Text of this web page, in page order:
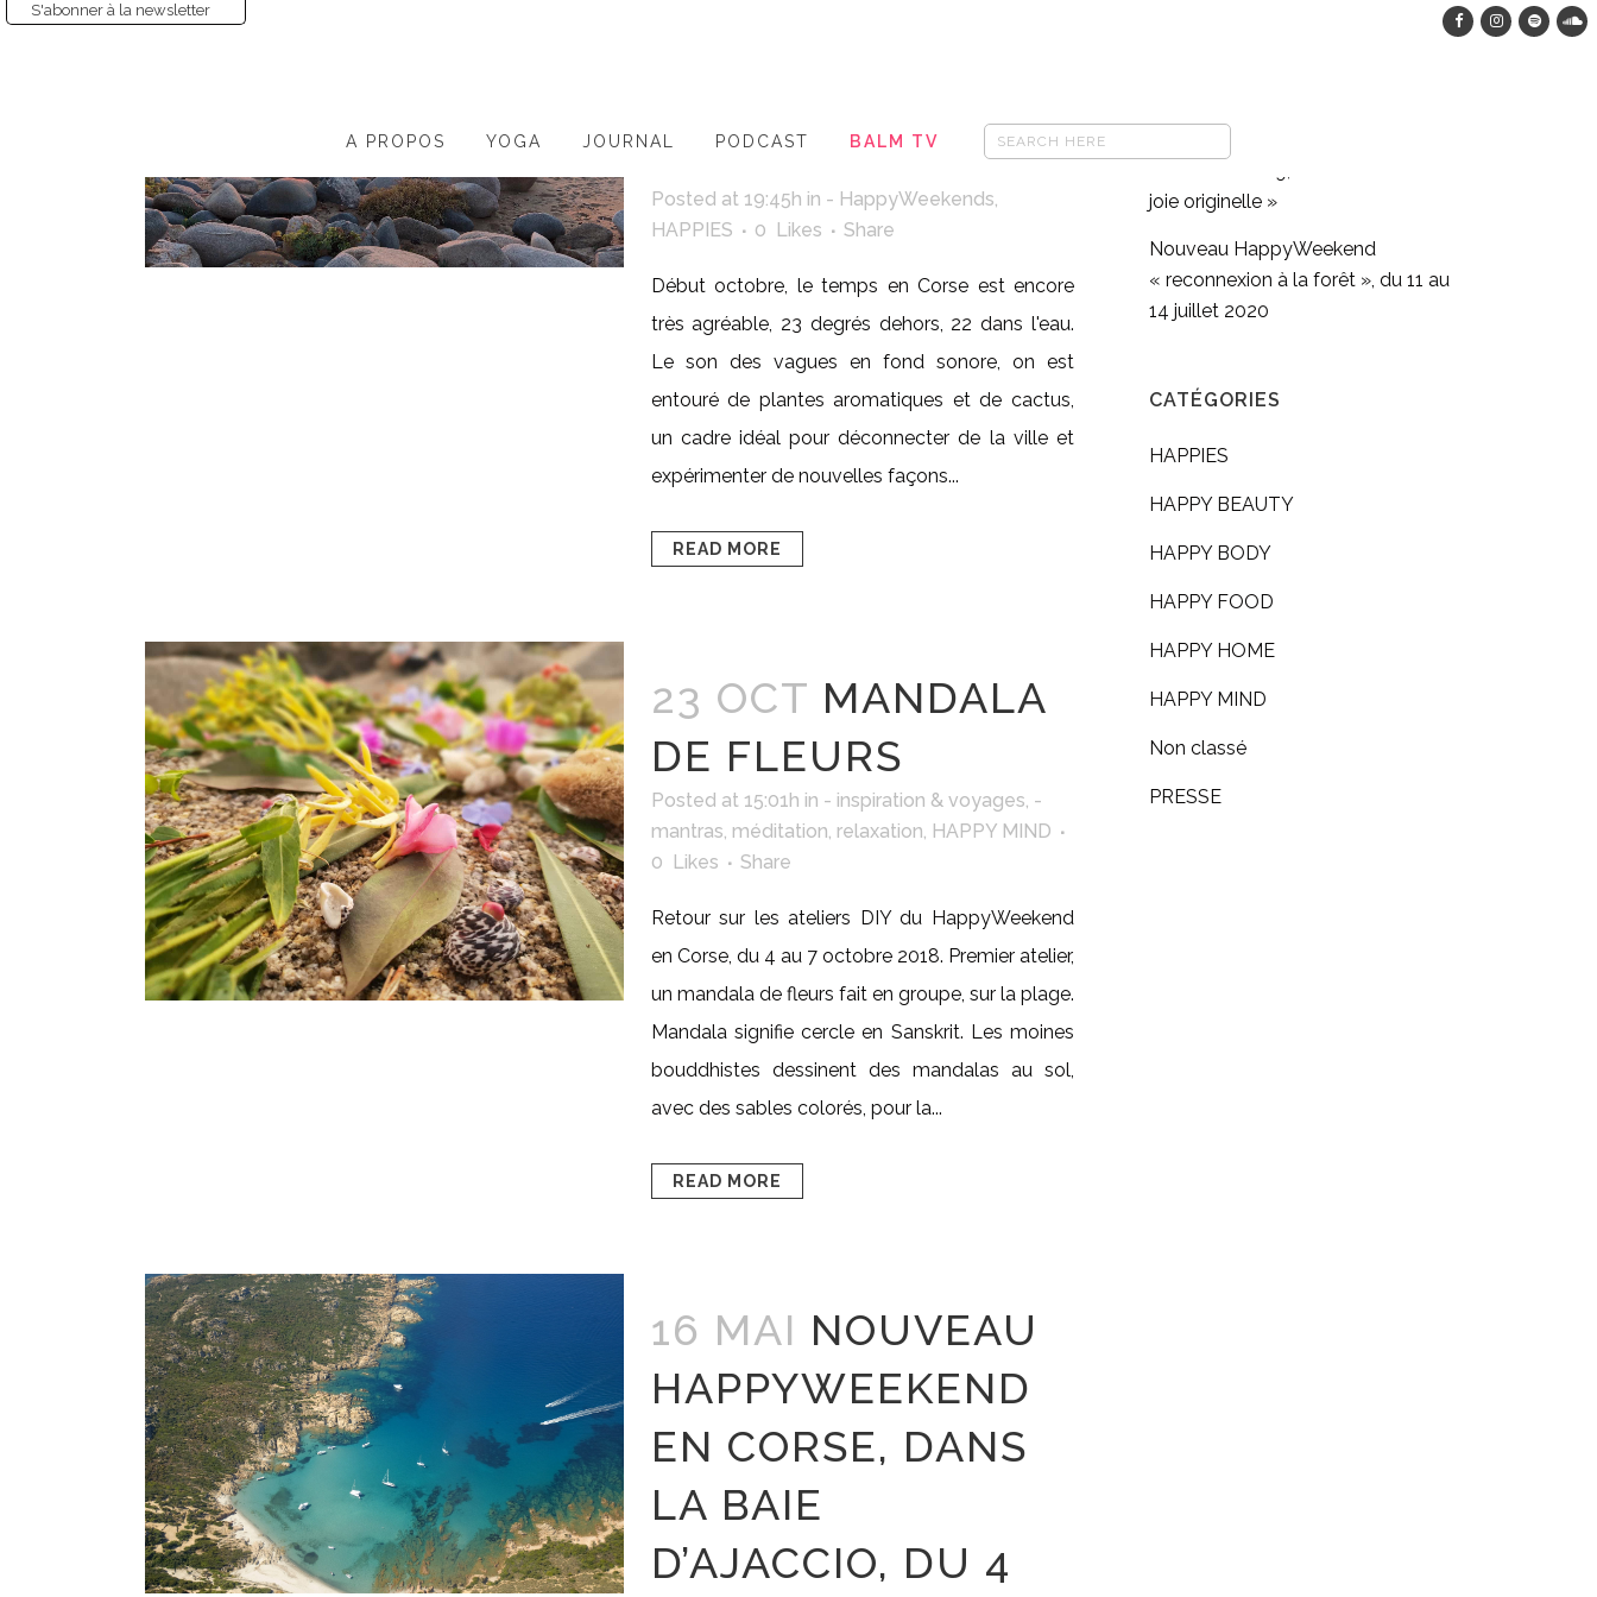
S'abonner à la newsletter
A PROPOS YOGA JOURNAL PODCAST BALM TV
2018
Posted at 19:45h in - HappyWeekends,
HAPPIES
0 Likes Share
Début octobre, le temps en Corse est encore
très agréable, 23 degrés dehors, 22 dans l'eau.
Le son des vagues en fond sonore, on est
entouré de plantes aromatiques et de cactus,
un cadre idéal pour déconnecter de la ville et
expérimenter de nouvelles façons...
READ MORE
23 OCT MANDALA
DE FLEURS
Posted at 15:01h in - inspiration & voyages, -
mantras, méditation, relaxation, HAPPY MIND
0 Likes Share
Retour sur les ateliers DIY du HappyWeekend
en Corse, du 4 au 7 octobre 2018. Premier atelier,
un mandala de fleurs fait en groupe, sur la plage.
Mandala signifie cercle en Sanskrit. Les moines
bouddhistes dessinent des mandalas au sol,
avec des sables colorés, pour la...
READ MORE
16 MAI NOUVEAU
HAPPYWEEKEND
EN CORSE, DANS
LA BAIE
D’AJACCIO, DU 4
joie originelle »
Nouveau HappyWeekend
« reconnexion à la forêt », du 11 au
14 juillet 2020
CATÉGORIES
HAPPIES
HAPPY BEAUTY
HAPPY BODY
HAPPY FOOD
HAPPY HOME
HAPPY MIND
Non classé
PRESSE